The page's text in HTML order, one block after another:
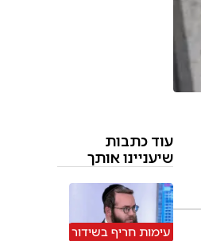
עוד כתבות
שיעניינו אותך
עימות חריף בשידור